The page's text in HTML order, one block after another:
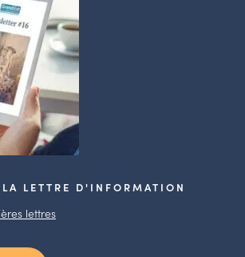
LETTRE D'INFORMATION
lettres